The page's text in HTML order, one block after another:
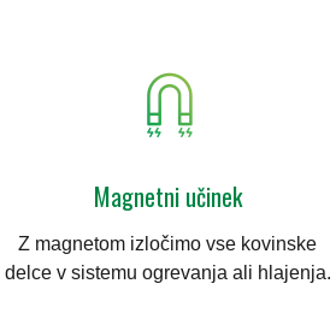
Magnetni učinek
Z magnetom izločimo vse kovinske
delce v sistemu ogrevanja ali hlajenja.